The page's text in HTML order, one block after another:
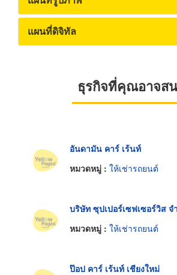
แผนที่ดิจิทัล
ธุรกิจที่คุณอาจส
อันดามัน คาร์ เร้นท์
หมวดหมู่ : ให้เช่ารถยนต์
บริษัท ซุปเปอร์เซฟเซอร์วิส จ
หมวดหมู่ : ให้เช่ารถยนต์
ป๊อป คาร์ เร้นท์ เชียงใหม่